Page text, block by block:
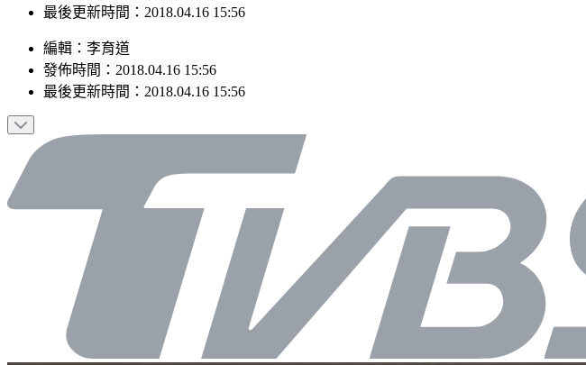
最後更新時間：2018.04.16 15:56
編輯 ： 李育道
發佈時間： 2018.04.16 15:56
最後更新時間： 2018.04.16 15:56